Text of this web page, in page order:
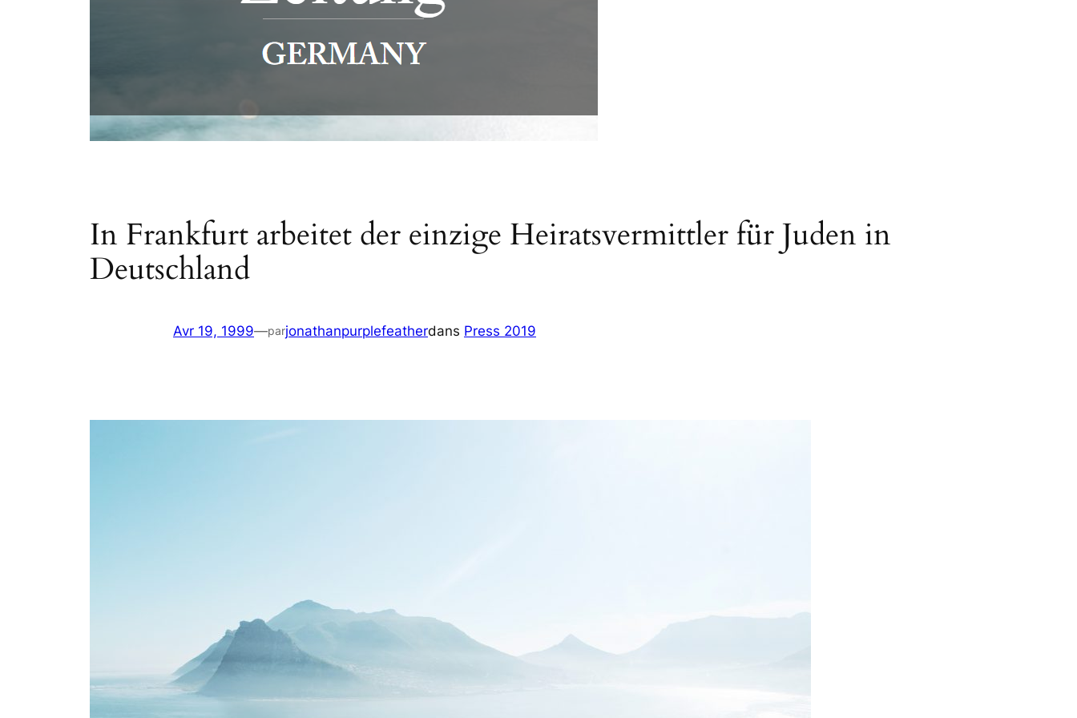
In Frankfurt arbeitet der einzige Heiratsvermittler für Juden in
Deutschland
Avr 19, 1999—parjonathanpurplefeatherdans Press 2019